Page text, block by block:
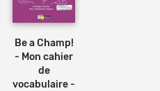
Ajouter
au
Be a Champ!
- Mon cahier
de
vocabulaire -